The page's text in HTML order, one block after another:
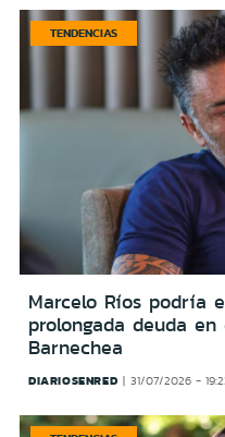
TENDENCIAS
Marcelo Ríos podría
prolongada deuda
Barnechea
DIARIOSENRED 31/07/2026 -